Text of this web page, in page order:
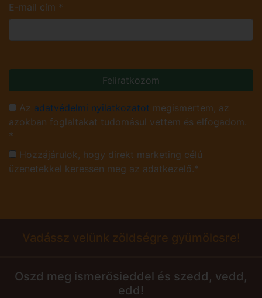
E-mail cím *
Feliratkozom
Az adatvédelmi nyilatkozatot megismertem, az
azokban foglaltakat tudomásul vettem és elfogadom.
*
Hozzájárulok, hogy direkt marketing célú
üzenetekkel keressen meg az adatkezelő.*
Vadássz velünk zöldségre gyümölcsre!
Oszd meg ismerősieddel és szedd, vedd,
edd!